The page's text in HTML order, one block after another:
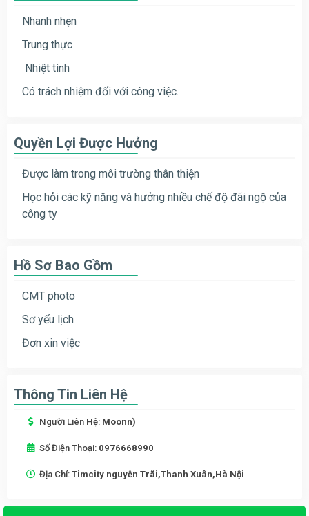
Nhanh nhẹn
Trung thực
Nhiệt tình
Có trách nhiệm đối với công việc.
Quyền Lợi Được Hưởng
Được làm trong môi trường thân thiện
Học hỏi các kỹ năng và hưởng nhiều chế độ đãi ngộ của
công ty
Hồ Sơ Bao Gồm
CMT photo
Sơ yếu lịch
Đơn xin việc
Thông Tin Liên Hệ
Người Liên Hệ: Moonn)
Số Điện Thoại: 0976668990
Địa Chỉ: Timcity nguyễn Trãi,Thanh Xuân,Hà Nội